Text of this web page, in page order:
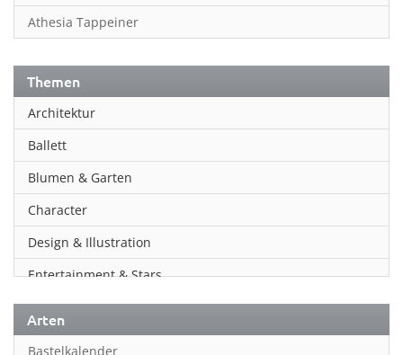
Athesia Tappeiner
Themen
Architektur
Ballett
Blumen & Garten
Character
Design & Illustration
Entertainment & Stars
Erotik
Essen & Trinken
Arten
Bastelkalender